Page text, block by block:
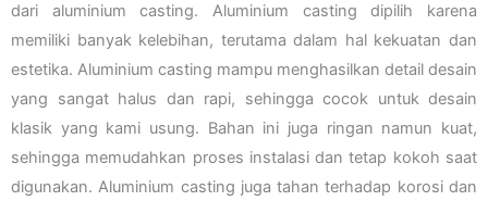
dari aluminium casting. Aluminium casting dipilih karena
memiliki banyak kelebihan, terutama dalam hal kekuatan dan
estetika. Aluminium casting mampu menghasilkan detail desain
yang sangat halus dan rapi, sehingga cocok untuk desain
klasik yang kami usung. Bahan ini juga ringan namun kuat,
sehingga memudahkan proses instalasi dan tetap kokoh saat
digunakan. Aluminium casting juga tahan terhadap korosi dan